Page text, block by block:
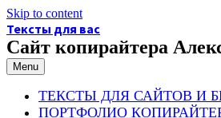
Skip to content
Тексты для вас
Сайт копирайтера
Menu
ТЕКСТЫ ДЛЯ САЙТОВ И
ПОРТФОЛИО